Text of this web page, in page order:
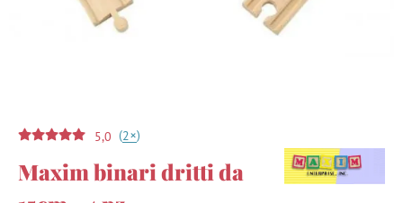
5,0 (2+)
Maxim binari dritti da